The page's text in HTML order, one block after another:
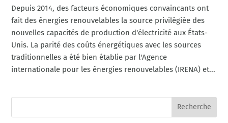
Depuis 2014, des facteurs économiques convaincants ont
fait des énergies renouvelables la source privilégiée des
nouvelles capacités de production d'électricité aux États-
Unis. La parité des coûts énergétiques avec les sources
traditionnelles a été bien établie par l'Agence
internationale pour les énergies renouvelables (IRENA) et...